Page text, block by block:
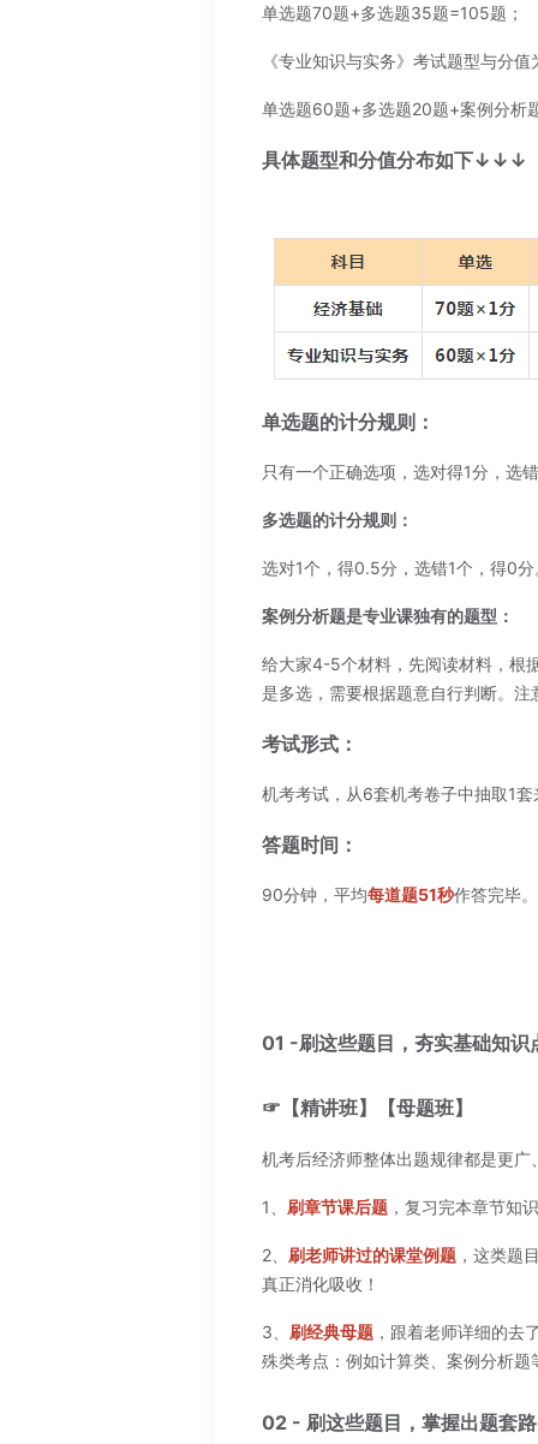
单选题70题+多选题35题=105题；
《专业知识与实务》考试题型与分值
单选题60题+多选题20题+案例分析
具体题型和分值分布如下↓↓↓
单选题的计分规则：
只有一个正确选项，选对得1分，选
多选题的计分规则：
选对1个，得0.5分，选错1个，得0
案例分析题是专业课独有的题型：
给大家4-5个材料，先阅读材料，根
是多选，需要根据题意自行判断。
考试形式：
机考考试，从6套机考卷子中抽取1
答题时间：
90分钟，平均每道题51秒作答完毕。
01 -刷这些题目，夯实基础知识
☞【精讲班】【母题班】
机考后经济师整体出题规律都是更
1、 刷章节课后题 ，复习完本章节知
2、 刷老师讲过的课堂例题 ，这类题
真正消化吸收！
3、 刷经典母题 ，跟着老师详细的去
殊类考点：例如计算类、案例分析
02 - 刷这些题目，掌握出题套路